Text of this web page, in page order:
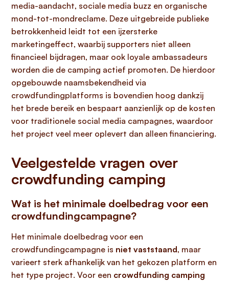
media-aandacht, sociale media buzz en organische
mond-tot-mondreclame. Deze uitgebreide publieke
betrokkenheid leidt tot een ijzersterke
marketingeffect, waarbij supporters niet alleen
financieel bijdragen, maar ook loyale ambassadeurs
worden die de camping actief promoten. De hierdoor
opgebouwde naamsbekendheid via
crowdfundingplatforms is bovendien hoog dankzij
het brede bereik en bespaart aanzienlijk op de kosten
voor traditionele social media campagnes, waardoor
het project veel meer oplevert dan alleen financiering.
Veelgestelde vragen over
crowdfunding camping
Wat is het minimale doelbedrag voor een
crowdfundingcampagne?
Het minimale doelbedrag voor een
crowdfundingcampagne is niet vaststaand, maar
varieert sterk afhankelijk van het gekozen platform en
het type project. Voor een crowdfunding camping